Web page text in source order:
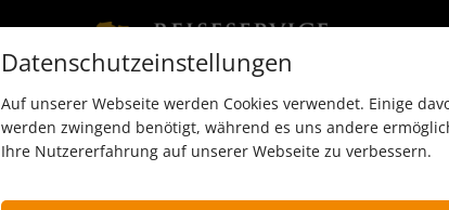
Datenschutzeinstellungen
Auf unserer Webseite werden Cookies verwendet. Einige
werden zwingend benötigt, während es uns andere
Ihre Nutzererfahrung auf unserer Webseite zu verbessern.